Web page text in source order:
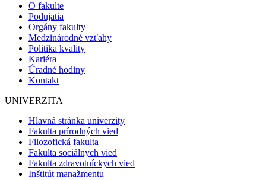
O fakulte
Podujatia
Orgány fakulty
Medzinárodné vzťahy
Politika kvality
Kariéra
Úradné hodiny
Kontakt
UNIVERZITA
Hlavná stránka univerzity
Fakulta prírodných vied
Filozofická fakulta
Fakulta sociálnych vied
Fakulta zdravotníckych vied
Inštitút manažmentu